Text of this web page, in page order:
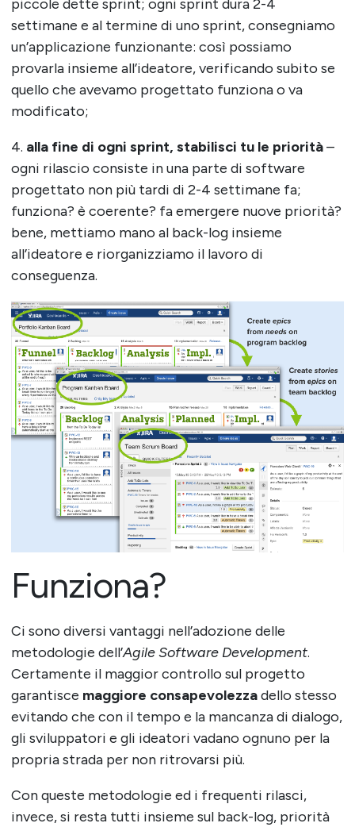
piccole dette sprint; ogni sprint dura 2-4
settimane e al termine di uno sprint, consegniamo
un’applicazione funzionante: così possiamo
provarla insieme all’ideatore, verificando subito se
quello che avevamo progettato funziona o va
modificato;
4. alla fine di ogni sprint, stabilisci tu le priorità–
ogni rilascio consiste in una parte di software
progettato non più tardi di 2-4 settimane fa;
funziona? è coerente? fa emergere nuove priorità?
bene, mettiamo mano al back-log insieme
all’ideatore e riorganizziamo il lavoro di
conseguenza.
Funziona?
Ci sono diversi vantaggi nell’adozione delle
metodologie dell’Agile Software Development.
Certamente il maggior controllo sul progetto
garantisce maggiore consapevolezzadello stesso
evitando che con il tempo e la mancanza di dialogo,
gli sviluppatori e gli ideatori vadano ognuno per la
propria strada per non ritrovarsi più.
Con queste metodologie ed i frequenti rilasci,
invece, si resta tutti insieme sul back-log, priorità